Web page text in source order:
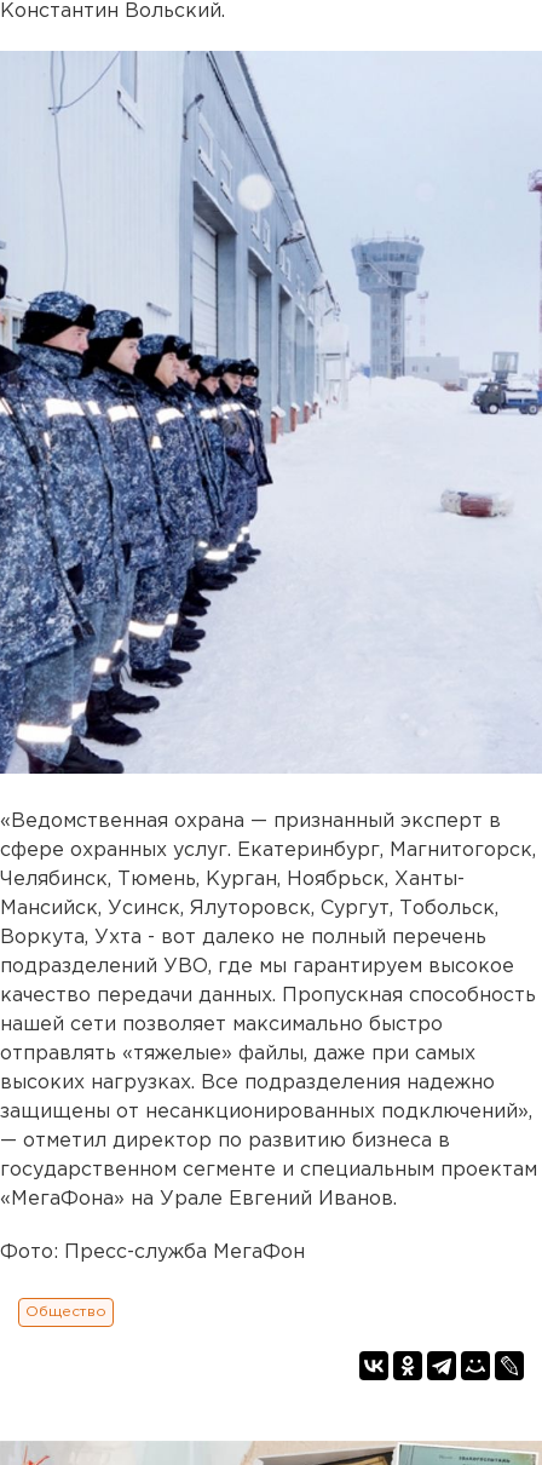
Константин Вольский.
«Ведомственная охрана — признанный эксперт в
сфере охранных услуг. Екатеринбург, Магнитогорск,
Челябинск, Тюмень, Курган, Ноябрьск, Ханты-
Мансийск, Усинск, Ялуторовск, Сургут, Тобольск,
Воркута, Ухта - вот далеко не полный перечень
подразделений УВО, где мы гарантируем высокое
качество передачи данных. Пропускная способность
нашей сети позволяет максимально быстро
отправлять «тяжелые» файлы, даже при самых
высоких нагрузках. Все подразделения надежно
защищены от несанкционированных подключений»,
— отметил директор по развитию бизнеса в
государственном сегменте и специальным проектам
«МегаФона» на Урале Евгений Иванов.
Фото: Пресс-служба МегаФон
Общество